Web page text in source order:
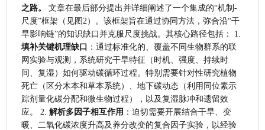
之路。
文章在最后部分提出并详细阐述了一个集成的“机制-
尺度”框架（见图2）。该框架旨在通过协同方法，弥合沿“干
填补关键机理缺口 ：通过标准化的、覆盖不同生物群系的联
网实验与观测，系统研究干旱特征（时机、强度、持续时
间、复湿）如何驱动碳循环过程。特别需要针对性研究植物
死亡（区分木本和草本系统）、地下碳动态（利用同位素示
踪剂量化碳分配和微生物过程），以及复湿脉冲和遗留效
应。 2. 解析多因子相互作用 ：迫切需要开展结合干旱、变
暖、二氧化碳浓度升高及养分改变的复合因子实验，以经验